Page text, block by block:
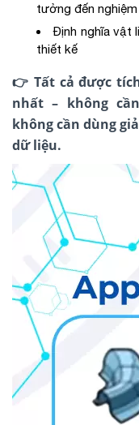
tưởng đến
Định nghĩa vật
thiết kế
👉Tất cả được
nhất – không
không cần dùng
dữ liệu.